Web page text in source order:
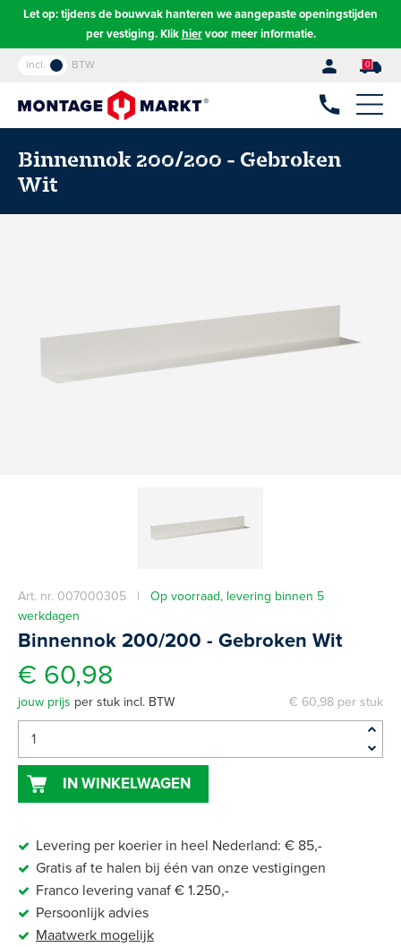
Let op: tijdens de bouwvak hanteren we aangepaste openingstijden
per vestiging. Klikhiervoor meer informatie.
incl. BTW 0
Binnennok 200/200 - Gebroken
Wit
Art. nr. 007000305 | Op voorraad, levering binnen 5
werkdagen
Binnennok 200/200 - Gebroken Wit
€ 60,98
jouw prijs per stuk incl. BTW € 60,98 per stuk
IN WINKELWAGEN
Levering per koerier in heel Nederland: € 85,-
Gratis af te halen bij één van onze vestigingen
Franco levering vanaf € 1.250,-
Persoonlijk advies
Maatwerk mogelijk